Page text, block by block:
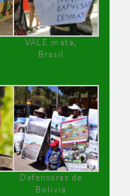
VALE mata,
Brasil
Defensoras de
Bolivia